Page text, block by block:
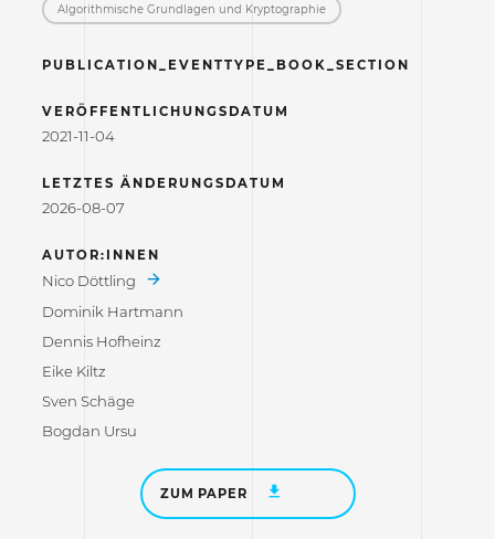
Algorithmische Grundlagen und Kryptographie
PUBLICATION_EVENTTYPE_BOOK_SECTION
VERÖFFENTLICHUNGSDATUM
2021-11-04
LETZTES ÄNDERUNGSDATUM
2026-08-07
AUTOR:INNEN
Nico Döttling
Dominik Hartmann
Dennis Hofheinz
Eike Kiltz
Sven Schäge
Bogdan Ursu
ZUM PAPER